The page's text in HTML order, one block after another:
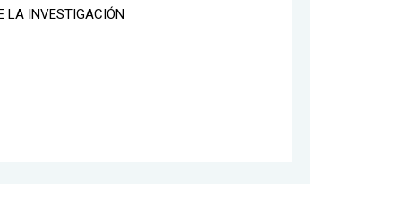
LA INVESTIGACIÓN